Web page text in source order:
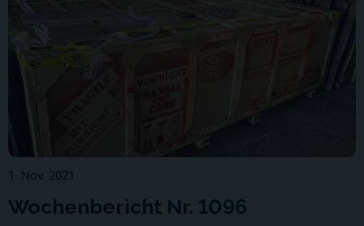
1. Nov. 2021
Wochenbericht Nr. 1096